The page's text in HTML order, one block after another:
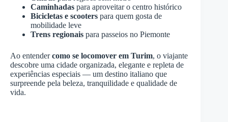
Caminhadas para aproveitar o centro histórico
Bicicletas e scooters para quem gosta de
mobilidade leve
Trens regionais para passeios no Piemonte
Ao entendercomo se locomover em Turim, o viajante
descobre uma cidade organizada, elegante e repleta de
experiências especiais — um destino italiano que
surpreende pela beleza, tranquilidade e qualidade de
vida.